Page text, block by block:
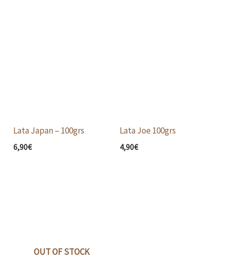
Lata Japan – 100grs
6,90€
Lata Joe 100grs
4,90€
OUT OF STOCK